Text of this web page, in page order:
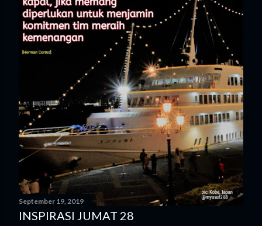
September 19, 2019
INSPIRASI JUMAT 28